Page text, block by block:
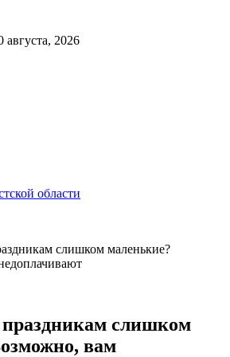
2026
области
слишком маленькие?
слишком
вам